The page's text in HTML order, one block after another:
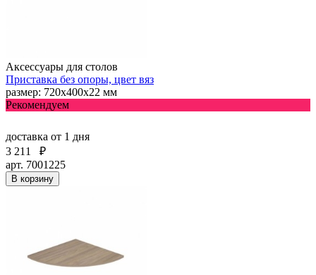
Аксессуары для столов
Приставка без опоры, цвет вяз
размер: 720х400х22 мм
Рекомендуем
доставка от 1 дня
3 211
₽
арт. 7001225
В корзину